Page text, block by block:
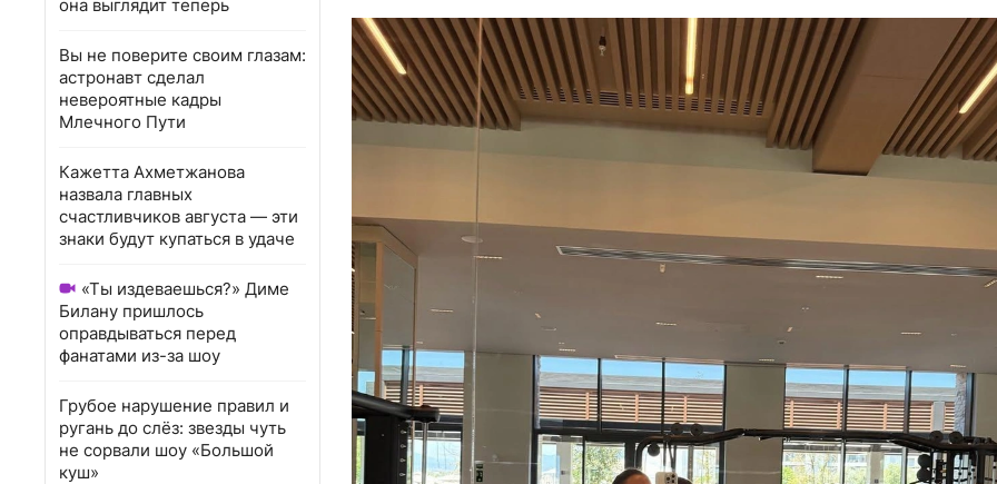
она выглядит теперь
Вы не поверите своим глазам:
астронавт сделал
невероятные кадры
Млечного Пути
Кажетта Ахметжанова
назвала главных
счастливчиков августа — эти
знаки будут купаться в удаче
«Ты издеваешься?» Диме
Билану пришлось
оправдываться перед
фанатами из-за шоу
Грубое нарушение правил и
ругань до слёз: звезды чуть
не сорвали шоу «Большой
куш»